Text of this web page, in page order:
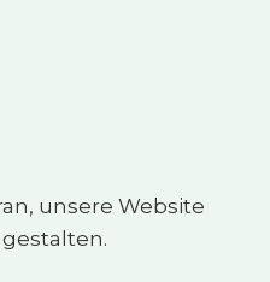
unsere Website